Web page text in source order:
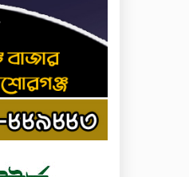
ছবি নেই, সেটা
নয়: